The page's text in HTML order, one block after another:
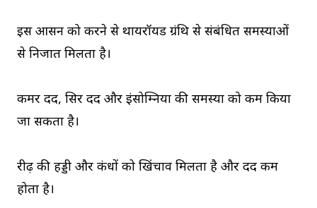
इस आसन को करने से थायरॉयड ग्रंथि से संबंधित समस्याओं
से निजात मिलता है।
कमर दर्द, सिर दर्द और इंसोम्निया की समस्या को कम किया
जा सकता है।
रीढ़ की हड्डी और कंधों को खिंचाव मिलता है और दर्द कम
होता है।